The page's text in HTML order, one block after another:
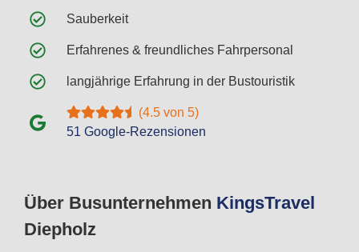
Über Busunternehmen KingsTravel
Diepholz
Sauberkeit
Erfahrenes & freundliches Fahrpersonal
langjährige Erfahrung in der Bustouristik
(4.5 von 5)
51 Google-Rezensionen